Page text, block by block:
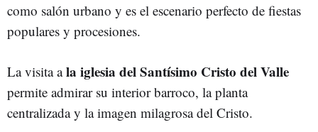
como salón urbano y es el escenario perfecto de fiestas
populares y procesiones.
La visita ala iglesia del Santísimo Cristo del Valle
permite admirar su interior barroco, la planta
centralizada y la imagen milagrosa del Cristo.